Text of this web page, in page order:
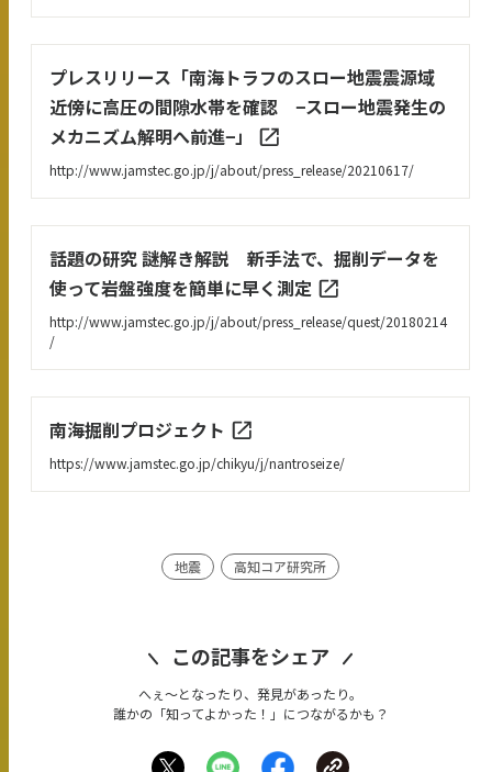
プレスリリース「南海トラフのスロー地震震源域
近傍に高圧の間隙水帯を確認 −スロー地震発生の
メカニズム解明へ前進−」
http://www.jamstec.go.jp/j/about/press_release/20210617/
話題の研究 謎解き解説 新手法で、掘削データを
使って岩盤強度を簡単に早く測定
http://www.jamstec.go.jp/j/about/press_release/quest/20180214
/
南海掘削プロジェクト
https://www.jamstec.go.jp/chikyu/j/nantroseize/
地震 高知コア研究所
この記事をシェア
へぇ〜となったり、発見があったり。
誰かの「知ってよかった！」につながるかも？